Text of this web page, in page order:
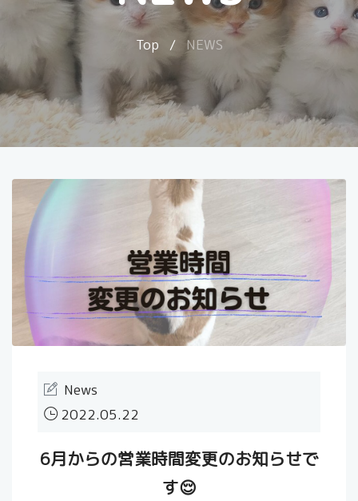
Top / NEWS
News
2022.05.22
6月からの営業時間変更のお知らせで
す😌